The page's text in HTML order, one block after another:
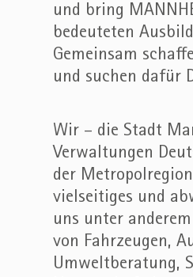
und bring
bedeuteten
Gemeinsam
und suchen dafür
Wir – die Stadt
Verwaltungen
der
vielseitiges und
uns unter
von Fahrzeugen,
Umweltberatung,